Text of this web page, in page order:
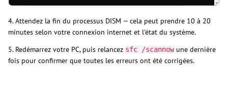
4. Attendez la fin du processus DISM — cela peut prendre 10 à 20
minutes selon votre connexion internet et l'état du système.
5. Redémarrez votre PC, puis relancez sfc /scannowune dernière
fois pour confirmer que toutes les erreurs ont été corrigées.